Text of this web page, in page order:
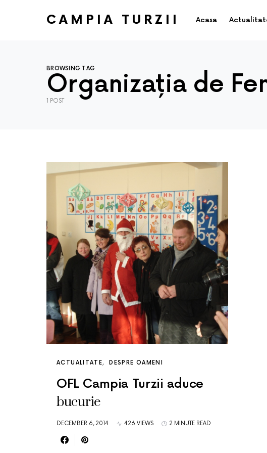
CAMPIA TURZII Acasa
BROWSING TAG
Organizația de
1 POST
ACTUALITATE DESPRE OAMENI
OFL Campia Turzii aduce
bucurie
DECEMBER 6, 2014 426 VIEWS 2 MINUTE READ